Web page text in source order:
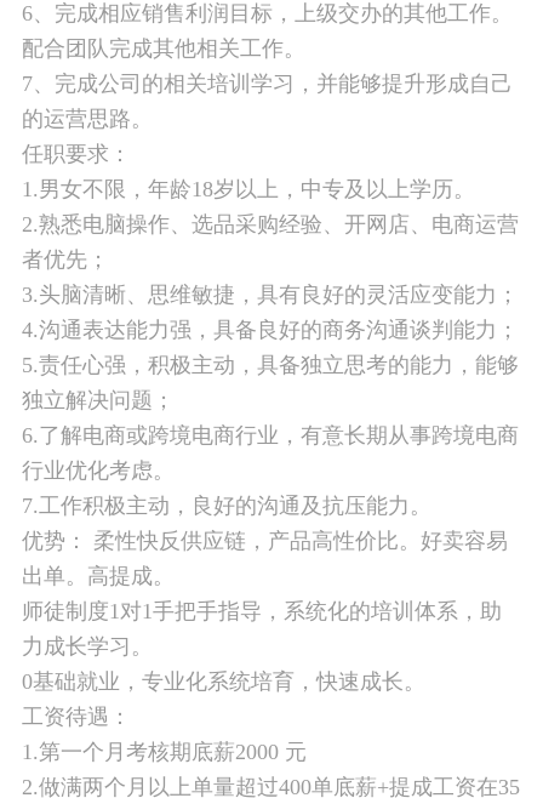
6、完成相应销售利润目标，上级交办的其他工作。
配合团队完成其他相关工作。
7、完成公司的相关培训学习，并能够提升形成自己
的运营思路。
任职要求：
1.男女不限，年龄18岁以上，中专及以上学历。
2.熟悉电脑操作、选品采购经验、开网店、电商运营
者优先；
3.头脑清晰、思维敏捷，具有良好的灵活应变能力；
4.沟通表达能力强，具备良好的商务沟通谈判能力；
5.责任心强，积极主动，具备独立思考的能力，能够
独立解决问题；
6.了解电商或跨境电商行业，有意长期从事跨境电商
行业优化考虑。
7.工作积极主动，良好的沟通及抗压能力。
优势： 柔性快反供应链，产品高性价比。好卖容易
出单。高提成。
师徒制度1对1手把手指导，系统化的培训体系，助
力成长学习。
0基础就业，专业化系统培育，快速成长。
工资待遇：
1.第一个月考核期底薪2000 元
2.做满两个月以上单量超过400单底薪+提成工资在35